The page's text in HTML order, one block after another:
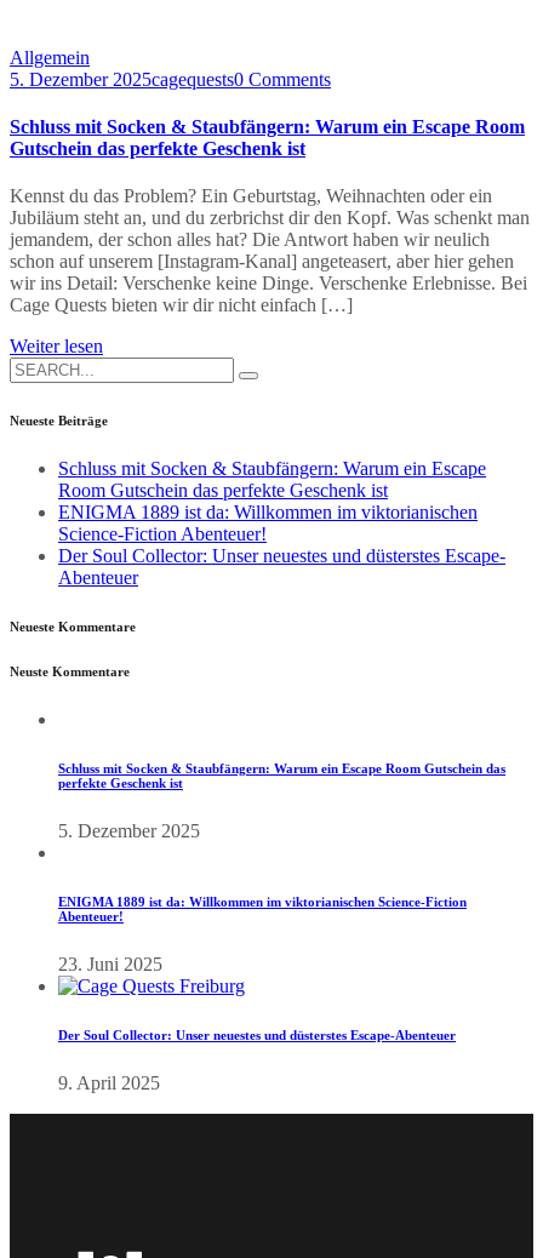
Allgemein
5. Dezember 2025cagequests0 Comments
Schluss mit Socken & Staubfängern: Warum ein Escape Room
Gutschein das perfekte Geschenk ist
Kennst du das Problem? Ein Geburtstag, Weihnachten oder ein
Jubiläum steht an, und du zerbrichst dir den Kopf. Was schenkt man
jemandem, der schon alles hat? Die Antwort haben wir neulich
schon auf unserem [Instagram-Kanal] angeteasert, aber hier gehen
wir ins Detail: Verschenke keine Dinge. Verschenke Erlebnisse. Bei
Cage Quests bieten wir dir nicht einfach […]
Weiter lesen
Search
for:
Neueste Beiträge
Schluss mit Socken & Staubfängern: Warum ein Escape
Room Gutschein das perfekte Geschenk ist
ENIGMA 1889 ist da: Willkommen im viktorianischen
Science-Fiction Abenteuer!
Der Soul Collector: Unser neuestes und düsterstes Escape-
Abenteuer
Neueste Kommentare
Neuste Kommentare
Schluss mit Socken & Staubfängern: Warum ein Escape Room Gutschein das
perfekte Geschenk ist
5. Dezember 2025
ENIGMA 1889 ist da: Willkommen im viktorianischen Science-Fiction
Abenteuer!
23. Juni 2025
Der Soul Collector: Unser neuestes und düsterstes Escape-Abenteuer
9. April 2025